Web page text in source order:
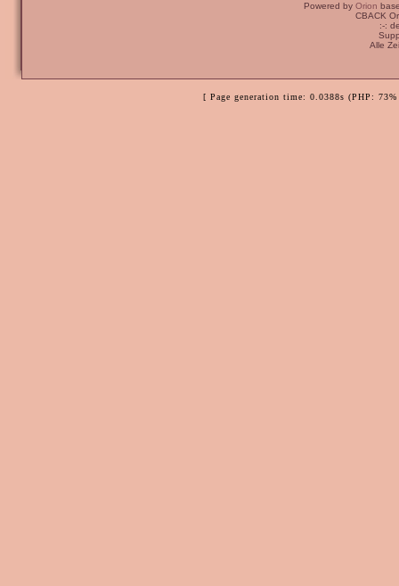
Powered by Orion
CBACK
:-:
Alle
[ Page generation time: 0.0388s (PHP: